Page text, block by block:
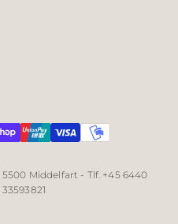
Middelfart - Tlf. +45 6440